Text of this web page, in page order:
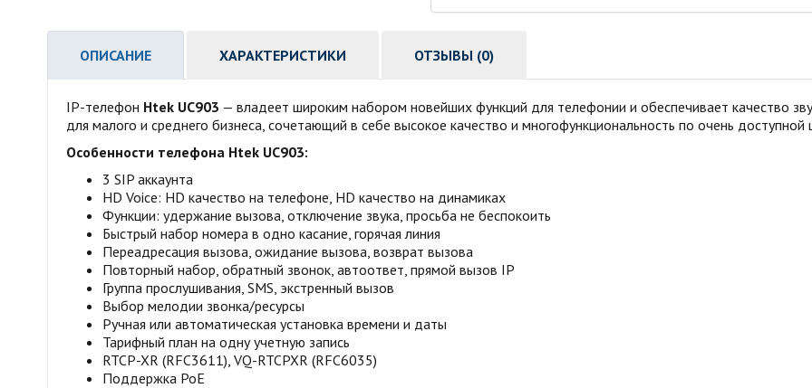
ОПИСАНИЕ ХАРАКТЕРИСТИКИ ОТЗЫВЫ (0)
IP-телефон Htek UC903 — владеет широким набором новейших функций для телефонии и обеспечивает качество
для малого и среднего бизнеса, сочетающий в себе высокое качество и многофункциональность по очень доступной
Особенности телефона Htek UC903:
3 SIP аккаунта
HD Voice: HD качество на телефоне, HD качество на динамиках
Функции: удержание вызова, отключение звука, просьба не беспокоить
Быстрый набор номера в одно касание, горячая линия
Переадресация вызова, ожидание вызова, возврат вызова
Повторный набор, обратный звонок, автоответ, прямой вызов IP
Группа прослушивания, SMS, экстренный вызов
Выбор мелодии звонка/ресурсы
Ручная или автоматическая установка времени и даты
Тарифный план на одну учетную запись
RTCP-XR (RFC3611), VQ-RTCPXR (RFC6035)
Поддержка PoE